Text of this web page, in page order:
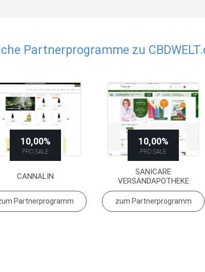
Partnerprogramme zu
10,00%
PRO SALE
CANNALIN
Partnerprogramm
10,00%
PRO SALE
SANICARE
VERSANDAPOTHEKE
zum Partnerprogramm